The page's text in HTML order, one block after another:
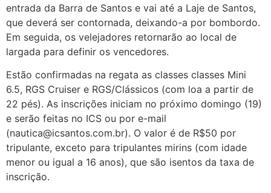
entrada da Barra de Santos e vai até a Laje de Santos,
que deverá ser contornada, deixando-a por bombordo.
Em seguida, os velejadores retornarão ao local de
largada para definir os vencedores.
Estão confirmadas na regata as classes classes Mini
6.5, RGS Cruiser e RGS/Clássicos (com loa a partir de
22 pés). As inscrições iniciam no próximo domingo (19)
e serão feitas no ICS ou por e-mail
(nautica@icsantos.com.br). O valor é de R$50 por
tripulante, exceto para tripulantes mirins (com idade
menor ou igual a 16 anos), que são isentos da taxa de
inscrição.